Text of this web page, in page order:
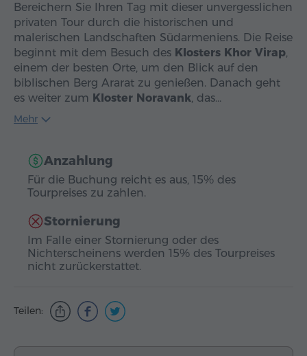
Bereichern Sie Ihren Tag mit dieser unvergesslichen
privaten Tour durch die historischen und
malerischen Landschaften Südarmeniens. Die Reise
beginnt mit dem Besuch des Klosters Khor Virap,
einem der besten Orte, um den Blick auf den
biblischen Berg Ararat zu genießen. Danach geht
es weiter zum Kloster Noravank, das…
Mehr
Anzahlung
Für die Buchung reicht es aus, 15% des
Tourpreises zu zahlen.
Stornierung
Im Falle einer Stornierung oder des
Nichterscheinens werden 15% des Tourpreises
nicht zurückerstattet.
Teilen: